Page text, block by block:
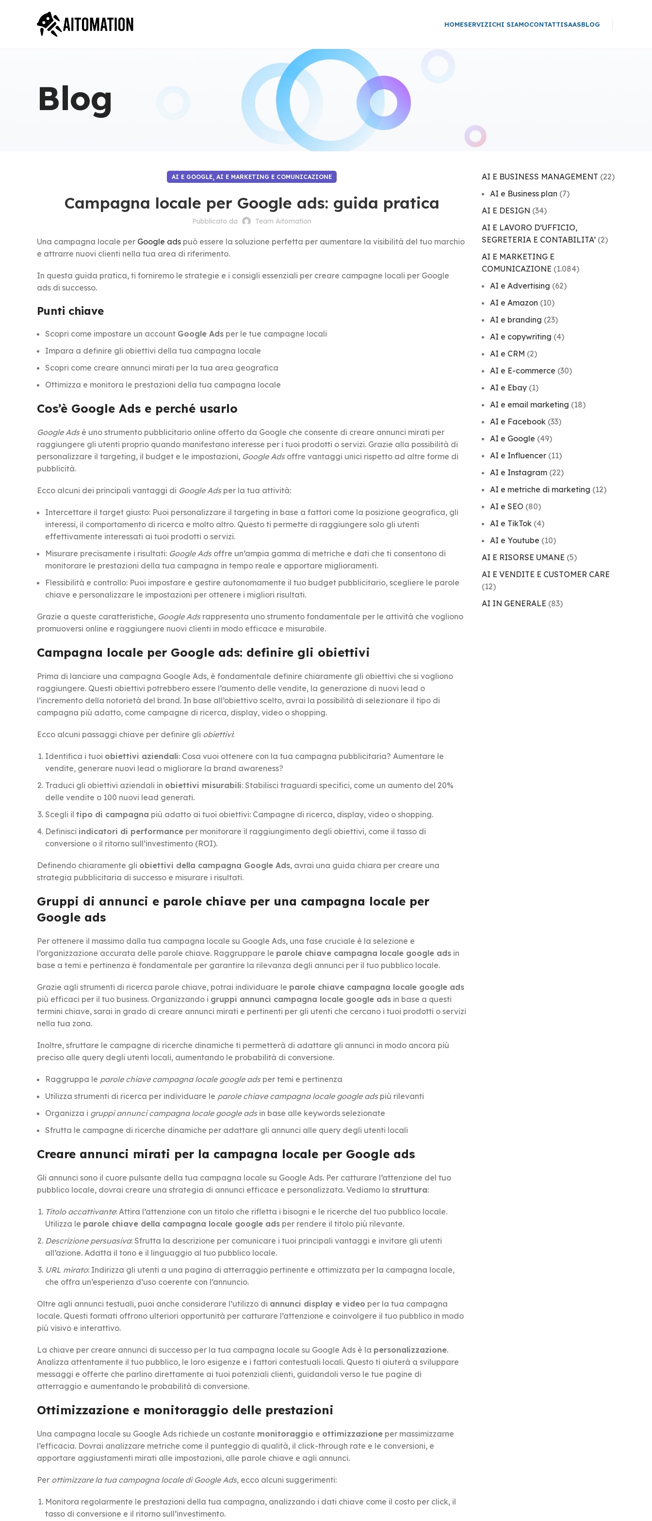
HOMESERVIZICHI SIAMOCONTATTISAASBLOG
Blog
AI E GOOGLE,AI E MARKETING E COMUNICAZIONE
Campagna locale per Google ads: guida pratica
Pubblicato da Team Aitomation
Una campagna locale per Google ads può essere la soluzione perfetta per aumentare la visibilità del tuo marchio
e attrarre nuovi clienti nella tua area di riferimento.
In questa guida pratica, ti forniremo le strategie e i consigli essenziali per creare campagne locali per Google
ads di successo.
Punti chiave
Scopri come impostare un account Google Ads per le tue campagne locali
Impara a definire gli obiettivi della tua campagna locale
Scopri come creare annunci mirati per la tua area geografica
Ottimizza e monitora le prestazioni della tua campagna locale
Cos’è Google Ads e perché usarlo
Google Adsè uno strumento pubblicitario online offerto da Google che consente di creare annunci mirati per
raggiungere gli utenti proprio quando manifestano interesse per i tuoi prodotti o servizi. Grazie alla possibilità di
personalizzare il targeting, il budget e le impostazioni, Google Adsoffre vantaggi unici rispetto ad altre forme di
pubblicità.
Ecco alcuni dei principali vantaggi di Google Adsper la tua attività:
Intercettare il target giusto: Puoi personalizzare il targeting in base a fattori come la posizione geografica, gli
interessi, il comportamento di ricerca e molto altro. Questo ti permette di raggiungere solo gli utenti
effettivamente interessati ai tuoi prodotti o servizi.
Misurare precisamente i risultati: Google Adsoffre un’ampia gamma di metriche e dati che ti consentono di
monitorare le prestazioni della tua campagna in tempo reale e apportare miglioramenti.
Flessibilità e controllo: Puoi impostare e gestire autonomamente il tuo budget pubblicitario, scegliere le parole
chiave e personalizzare le impostazioni per ottenere i migliori risultati.
Grazie a queste caratteristiche, Google Adsrappresenta uno strumento fondamentale per le attività che vogliono
promuoversi online e raggiungere nuovi clienti in modo efficace e misurabile.
Campagna locale per Google ads: definire gli obiettivi
Prima di lanciare una campagna Google Ads, è fondamentale definire chiaramente gli obiettivi che si vogliono
raggiungere. Questi obiettivi potrebbero essere l’aumento delle vendite, la generazione di nuovi lead o
l’incremento della notorietà del brand. In base all’obiettivo scelto, avrai la possibilità di selezionare il tipo di
campagna più adatto, come campagne di ricerca, display, video o shopping.
Ecco alcuni passaggi chiave per definire gli obiettivi:
Identifica i tuoi obiettivi aziendali: Cosa vuoi ottenere con la tua campagna pubblicitaria? Aumentare le
vendite, generare nuovi lead o migliorare la brand awareness?
Traduci gli obiettivi aziendali in obiettivi misurabili: Stabilisci traguardi specifici, come un aumento del 20%
delle vendite o 100 nuovi lead generati.
Scegli il tipo di campagna più adatto ai tuoi obiettivi: Campagne di ricerca, display, video o shopping.
Definisci indicatori di performance per monitorare il raggiungimento degli obiettivi, come il tasso di
conversione o il ritorno sull’investimento (ROI).
Definendo chiaramente gli obiettivi della campagna Google Ads, avrai una guida chiara per creare una
strategia pubblicitaria di successo e misurare i risultati.
Gruppi di annunci e parole chiave per una campagna locale per
Google ads
Per ottenere il massimo dalla tua campagna locale su Google Ads, una fase cruciale è la selezione e
l’organizzazione accurata delle parole chiave. Raggruppare le parole chiave campagna locale google ads in
base a temi e pertinenza è fondamentale per garantire la rilevanza degli annunci per il tuo pubblico locale.
Grazie agli strumenti di ricerca parole chiave, potrai individuare le parole chiave campagna locale google ads
più efficaci per il tuo business. Organizzando i gruppi annunci campagna locale google ads in base a questi
termini chiave, sarai in grado di creare annunci mirati e pertinenti per gli utenti che cercano i tuoi prodotti o servizi
nella tua zona.
Inoltre, sfruttare le campagne di ricerche dinamiche ti permetterà di adattare gli annunci in modo ancora più
preciso alle query degli utenti locali, aumentando le probabilità di conversione.
Raggruppa le parole chiave campagna locale google adsper temi e pertinenza
Utilizza strumenti di ricerca per individuare le parole chiave campagna locale google adspiù rilevanti
Organizza i gruppi annunci campagna locale google adsin base alle keywords selezionate
Sfrutta le campagne di ricerche dinamiche per adattare gli annunci alle query degli utenti locali
Creare annunci mirati per la campagna locale per Google ads
Gli annunci sono il cuore pulsante della tua campagna locale su Google Ads. Per catturare l’attenzione del tuo
pubblico locale, dovrai creare una strategia di annunci efficace e personalizzata. Vediamo la struttura:
Titolo accattivante: Attira l’attenzione con un titolo che rifletta i bisogni e le ricerche del tuo pubblico locale.
Utilizza le parole chiave della campagna locale google ads per rendere il titolo più rilevante.
Descrizione persuasiva: Sfrutta la descrizione per comunicare i tuoi principali vantaggi e invitare gli utenti
all’azione. Adatta il tono e il linguaggio al tuo pubblico locale.
URL mirato: Indirizza gli utenti a una pagina di atterraggio pertinente e ottimizzata per la campagna locale,
che offra un’esperienza d’uso coerente con l’annuncio.
Oltre agli annunci testuali, puoi anche considerare l’utilizzo di annunci display e video per la tua campagna
locale. Questi formati offrono ulteriori opportunità per catturare l’attenzione e coinvolgere il tuo pubblico in modo
più visivo e interattivo.
La chiave per creare annunci di successo per la tua campagna locale su Google Ads è la personalizzazione.
Analizza attentamente il tuo pubblico, le loro esigenze e i fattori contestuali locali. Questo ti aiuterà a sviluppare
messaggi e offerte che parlino direttamente ai tuoi potenziali clienti, guidandoli verso le tue pagine di
atterraggio e aumentando le probabilità di conversione.
Ottimizzazione e monitoraggio delle prestazioni
Una campagna locale su Google Ads richiede un costante monitoraggio e ottimizzazione per massimizzarne
l’efficacia. Dovrai analizzare metriche come il punteggio di qualità, il click-through rate e le conversioni, e
apportare aggiustamenti mirati alle impostazioni, alle parole chiave e agli annunci.
Per ottimizzare la tua campagna locale di Google Ads, ecco alcuni suggerimenti:
Monitora regolarmente le prestazioni della tua campagna, analizzando i dati chiave come il costo per click, il
tasso di conversione e il ritorno sull’investimento.
AI E BUSINESS MANAGEMENT (22)
AI e Business plan (7)
AI E DESIGN (34)
AI E LAVORO D’UFFICIO,
SEGRETERIA E CONTABILITA’(2)
AI E MARKETING E
COMUNICAZIONE (1.084)
AI e Advertising (62)
AI e Amazon (10)
AI e branding (23)
AI e copywriting (4)
AI e CRM (2)
AI e E-commerce (30)
AI e Ebay(1)
AI e email marketing (18)
AI e Facebook(33)
AI e Google (49)
AI e Influencer(11)
AI e Instagram(22)
AI e metriche di marketing (12)
AI e SEO (80)
AI e TikTok(4)
AI e Youtube (10)
AI E RISORSE UMANE (5)
AI E VENDITE E CUSTOMER CARE
(12)
AI IN GENERALE (83)